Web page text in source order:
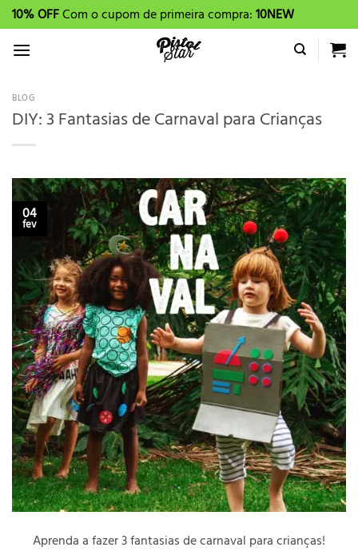
Skip
to
content
10% OFFCom o cupom de primeira compra:10NEW
BLOG
DIY: 3 Fantasias de Carnaval para Crianças
04
fev
Aprenda a fazer 3 fantasias de carnaval para crianças!